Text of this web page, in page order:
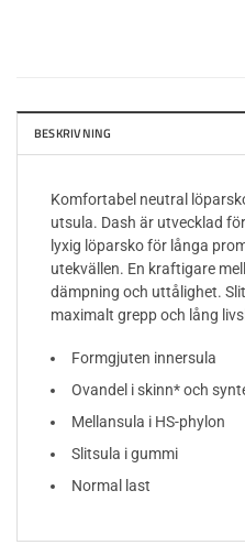
BESKRIVNING
Komfortabel neutral
utsula. Dash är utvecklad
lyxig löparsko för långa
utekvällen. En kraftigare
dämpning och uttålighet.
maximalt grepp och lång
Formgjuten innersula
Ovandel i skinn* och
Mellansula i HS-phylon
Slitsula i gummi
Normal last